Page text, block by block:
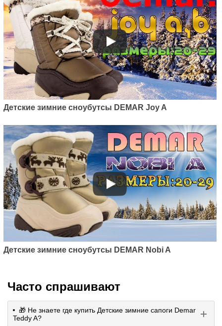
Детские зимние сноубутсы DEMAR Joy A
Детские зимние сноубутсы DEMAR Nobi A
Часто спрашивают
🎁 Не знаете где купить Детские зимние сапоги Demar
Teddy A?